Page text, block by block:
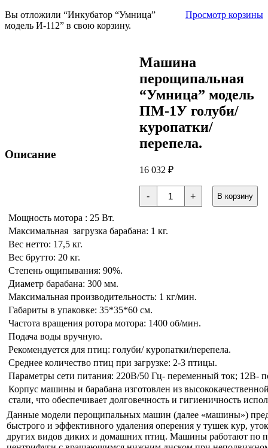
Просмотр корзины
Вы отложили “Инкубатор “Умница”
модель И-112” в свою корзину.
Машина
перощипальная
“Умница” модель
ПМ-1У голуби/
куропатки/
перепела.
16 032 ₽
-
товара
Машина
"Умница"
+ В корзину
Описание
Мощность мотора : 25 Вт.
Максимальная загрузка барабана: 1 кг.
Вес нетто: 17,5 кг.
Вес брутто: 20 кг.
Степень ощипывания: 90%.
Диаметр барабана: 300 мм.
Максимальная производительность: 1 кг/мин.
Габариты в упаковке: 35*35*60 см.
Частота вращения ротора мотора: 1400 об/мин.
Подача воды вручную.
Рекомендуется для птиц: голуби/ куропатки/перепела.
Среднее количество птиц при загрузке: 2-3 птицы.
Параметры сети питания: 220В/50 Гц- переменный ток; 12В-
Корпус машины и барабана изготовлен из
стали, что обеспечивает долговечность и гигиеничность
Данные модели перощипальных машин (далее «машины»)
быстрого и эффективного удаления оперения у тушек кур,
других видов диких и домашних птиц. Машины работают по